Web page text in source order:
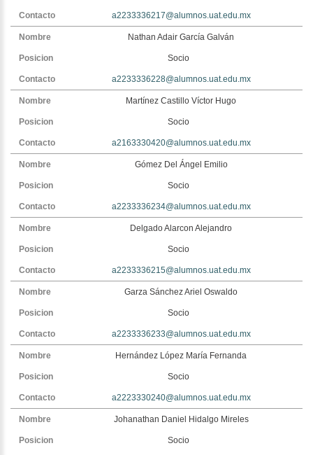
a2233336217@alumnos.uat.edu.mx
Nathan Adair García Galván
Socio
a2233336228@alumnos.uat.edu.mx
Martínez Castillo Víctor Hugo
Socio
a2163330420@alumnos.uat.edu.mx
Gómez Del Ángel Emilio
Socio
a2233336234@alumnos.uat.edu.mx
Delgado Alarcon Alejandro
Socio
a2233336215@alumnos.uat.edu.mx
Garza Sánchez Ariel Oswaldo
Socio
a2233336233@alumnos.uat.edu.mx
Hernández López María Fernanda
Socio
a2223330240@alumnos.uat.edu.mx
Johanathan Daniel Hidalgo Mireles
Socio